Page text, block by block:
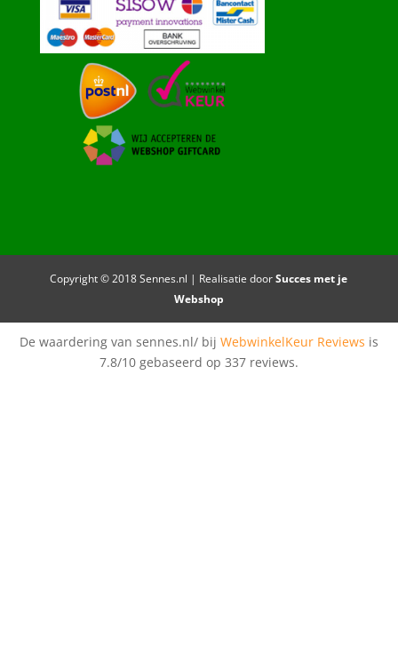
Copyright © 2018 Sennes.nl | Realisatie doorSucces met je
Webshop
De waardering van sennes.nl/ bij WebwinkelKeur Reviews is
7.8/10 gebaseerd op 337 reviews.